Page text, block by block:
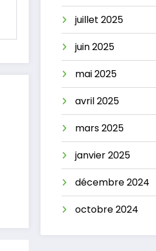
juillet 2025
juin 2025
mai 2025
avril 2025
mars 2025
janvier 2025
décembre 2024
octobre 2024